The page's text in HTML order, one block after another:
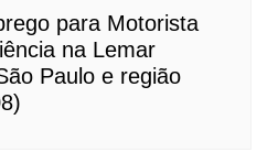
para Motorista
na Lemar
Paulo e região